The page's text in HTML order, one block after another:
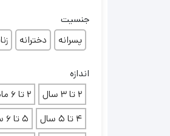
جنسیت
پسرانه
دخترانه
اندازه
2 تا 3 سال
2 تا 6 ماه
4 تا 5 سال
5 تا 6 سال